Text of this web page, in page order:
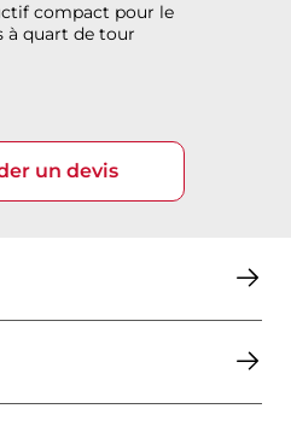
compact pour le
à quart de tour
un devis